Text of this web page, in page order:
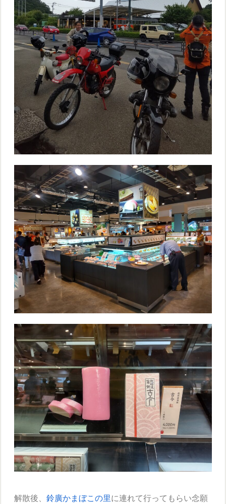
解散後、鈴廣かまぼこの里に連れて行ってもらい念願